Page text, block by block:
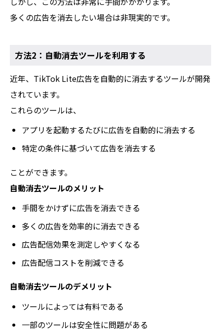
多くの広告を消去したい場合は非現実的です。
方法2：自動消去ツールを利用する
近年、TikTok Lite広告を自動的に消去するツールが開発
されています。
これらのツールは、
アプリを起動するたびに広告を自動的に消去する
特定の条件に基づいて広告を消去する
ことができます。
自動消去ツールのメリット
手間をかけずに広告を消去できる
多くの広告を効率的に消去できる
広告配信効果を測定しやすくなる
広告配信コストを削減できる
自動消去ツールのデメリット
ツールによっては有料である
一部のツールは安全性に問題がある